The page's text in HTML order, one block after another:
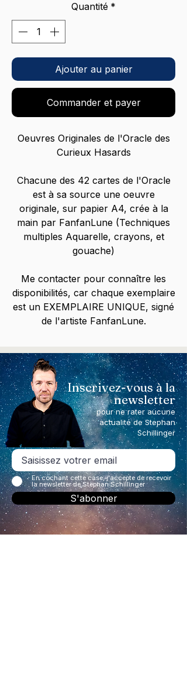
Quantité *
Ajouter au panier
Commander et payer
Oeuvres Originales de l'Oracle des
Curieux Hasards
Chacune des 42 cartes de l'Oracle
est à sa source une oeuvre
originale, sur papier A4, crée à la
main par FanfanLune (Techniques
multiples Aquarelle, crayons, et
gouache)
Me contacter pour connaître les
disponibilités, car chaque exemplaire
est un EXEMPLAIRE UNIQUE, signé
de l'artiste FanfanLune.
Inscrivez-vous à la
newsletter
pour ne rater aucune
actualité de Stephan
Schillinger
En cochant cette case, j'accepte de recevoir
la newsletter de Stephan Schillinger
S'abonner